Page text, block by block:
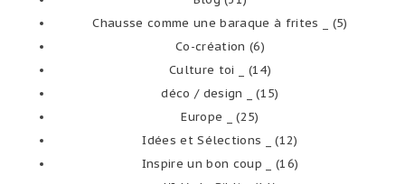
Chausse comme une baraque à frites _
(5)
Co-création (6)
Culture toi _
(14)
déco / design _
(15)
Europe _
(25)
Idées et Sélections _
(12)
Inspire un bon coup _
(16)